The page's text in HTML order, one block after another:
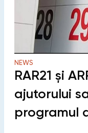
NEWS
RAR21 și
ajutorului
programul